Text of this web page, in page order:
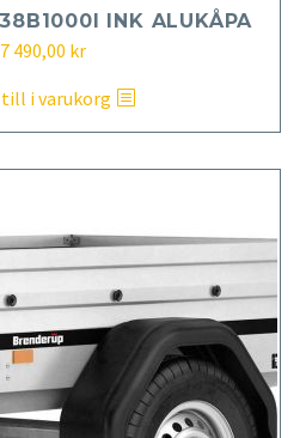
INK ALUKÅPA
490,00 kr
i varukorg